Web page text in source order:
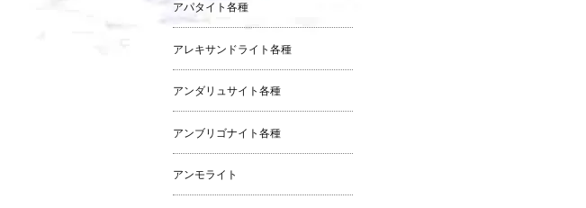
アパタイト各種
アレキサンドライト各種
アンダリュサイト各種
アンブリゴナイト各種
アンモライト